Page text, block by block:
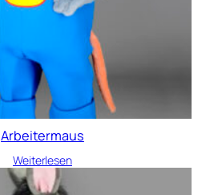
Arbeitermaus
Weiterlesen